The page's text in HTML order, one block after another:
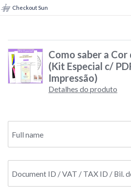
Checkout Sun
Como saber a
(Kit Especial c/
Impressão)
Detalhes do produto
Full name
Document ID / VAT / TAX ID / Bil.